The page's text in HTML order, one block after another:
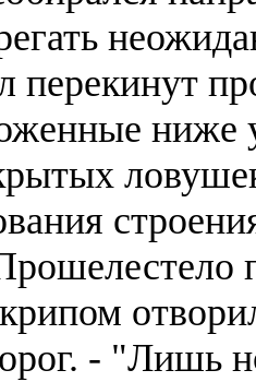
перекинут
ниже
- "Лишь